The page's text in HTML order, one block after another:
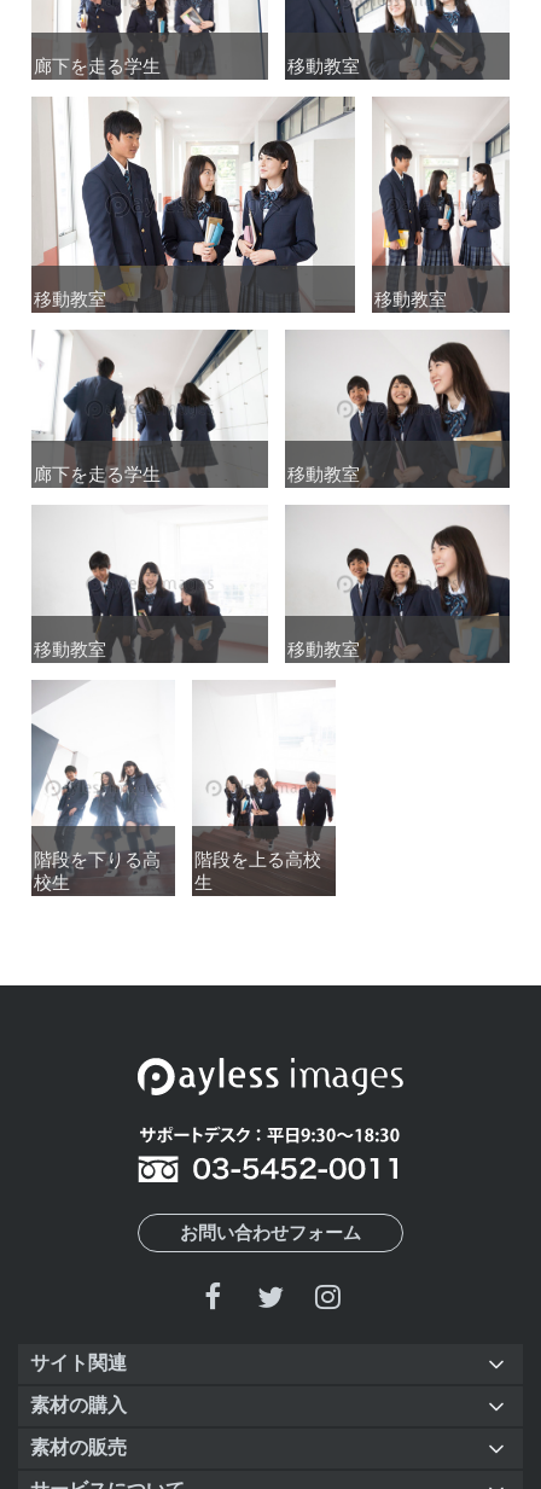
廊下を走る学生
廊下を走る学生 移動教室
移動教室
移動教室
移動教室 移動教室
移動教室
廊下を走る学生
廊下を走る学生 移動教室
移動教室
移動教室
移動教室 移動教室
移動教室
階段を下りる高
校生
階段を下りる高
校生
階段を上る高校
生
階段を上る高校
生
お問い合わせフォーム
サイト関連
素材の購入
素材の販売